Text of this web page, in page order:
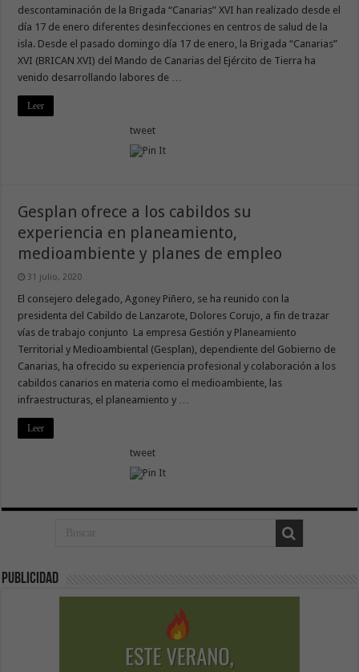
descontaminación de la Brigada “Canarias” XVI han realizado desde el
día 17 de enero diferentes desinfecciones en centros de salud de la
isla. Desde el pasado domingo día 17 de enero, la Brigada “Canarias”
XVI (BRICAN XVI) del Mando de Canarias del Ejército de Tierra ha
venido desarrollando labores de …
Leer
tweet
Gesplan ofrece a los cabildos su
experiencia en planeamiento,
medioambiente y planes de empleo
31 julio, 2020
El consejero delegado, Agoney Piñero, se ha reunido con la
presidenta del Cabildo de Lanzarote, Dolores Corujo, a fin de trazar
vías de trabajo conjunto La empresa Gestión y Planeamiento
Territorial y Medioambiental (Gesplan), dependiente del Gobierno de
Canarias, ha ofrecido su experiencia profesional y colaboración a los
cabildos canarios en materia como el medioambiente, las
infraestructuras, el planeamiento y …
Leer
tweet
Publicidad